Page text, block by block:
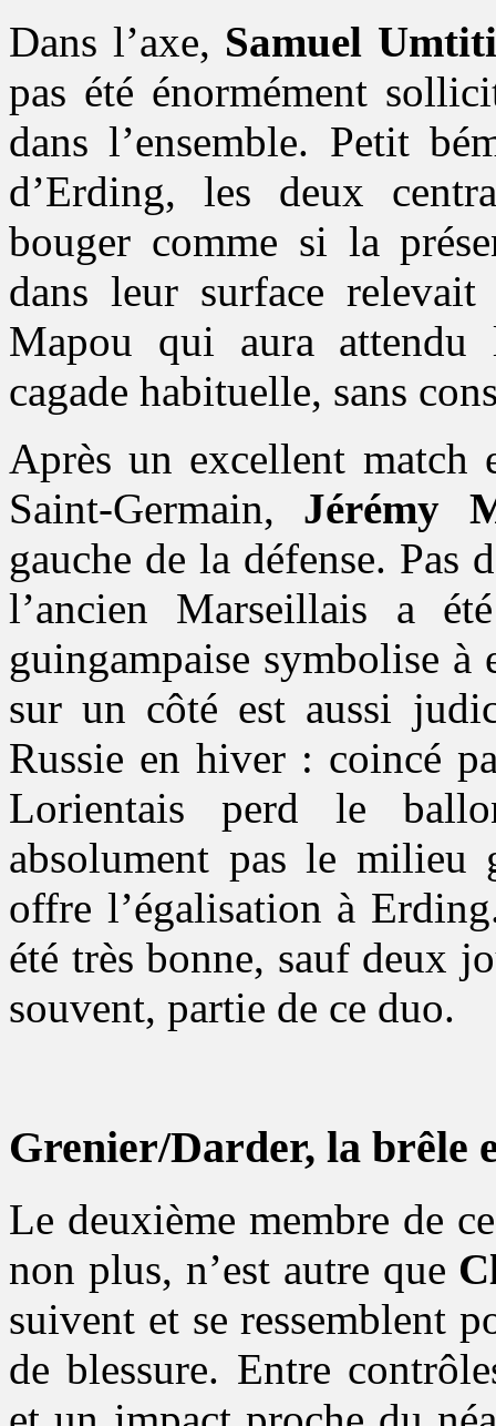
Dans l’axe, Samuel Umtiti
pas été énormément
dans l’ensemble. Petit
d’Erding, les deux
bouger comme si la
dans leur surface
Mapou qui aura
cagade habituelle, sans
Après un excellent match
Saint-Germain, Jérémy
gauche de la défense. Pas
l’ancien Marseillais a
guingampaise symbolise
sur un côté est aussi
Russie en hiver : coincé
Lorientais perd le
absolument pas le milieu
offre l’égalisation à
été très bonne, sauf deux
souvent, partie de ce duo.
Grenier/Darder, la brêle
Le deuxième membre de
non plus, n’est autre que
suivent et se ressemblent
de blessure. Entre